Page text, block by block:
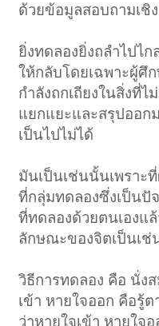
ด้วยข้อมูลสอบถามเชิ
ยิ่งทดลองยิ่งถลำไปไ
ให้กลับโดยเฉพาะผู้ศึก
กำลังถกเถียงในสิ่งที่
แยกแยะและสรุปออก
เป็นไปไม่ได้
มันเป็นเช่นนั้นเพราะ
ที่กลุ่มทดลองซึ่งเป็นปั
ที่ทดลองด้วยตนเองแ
ลักษณะของจิตเป็นเช่
วิธีการทดลอง คือ นั่ง
เข้า หายใจออก คือรู้
ว่าหายใจเข้า หายใจ